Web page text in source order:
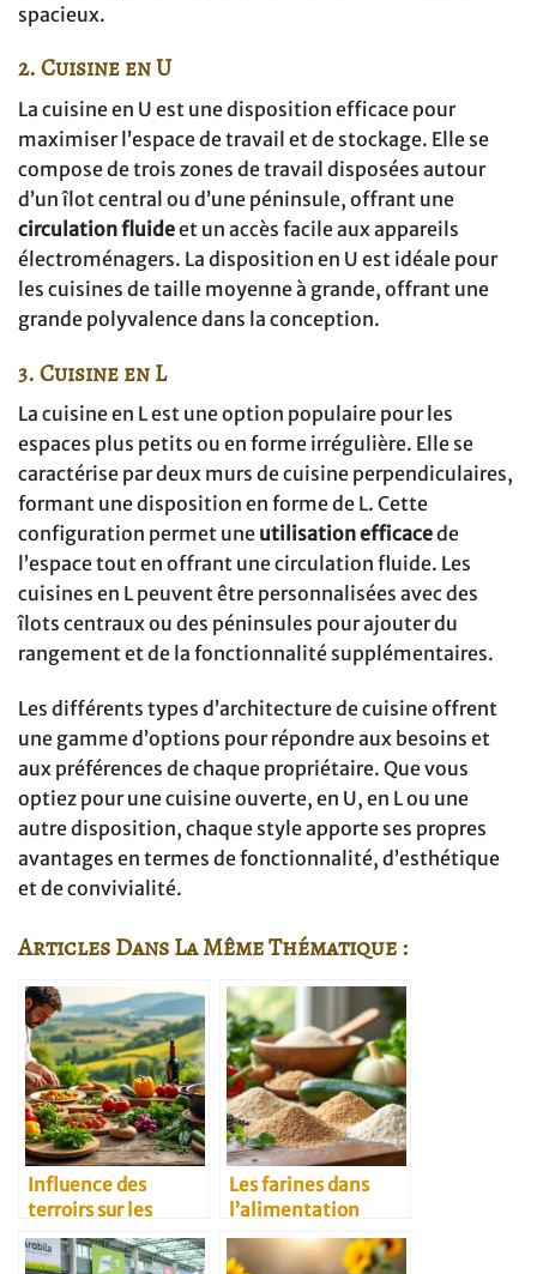
spacieux.
2. Cuisine en U
La cuisine en U est une disposition efficace pour
maximiser l’espace de travail et de stockage. Elle se
compose de trois zones de travail disposées autour
d’un îlot central ou d’une péninsule, offrant une
circulation fluideet un accès facile aux appareils
électroménagers. La disposition en U est idéale pour
les cuisines de taille moyenne à grande, offrant une
grande polyvalence dans la conception.
3. Cuisine en L
La cuisine en L est une option populaire pour les
espaces plus petits ou en forme irrégulière. Elle se
caractérise par deux murs de cuisine perpendiculaires,
formant une disposition en forme de L. Cette
configuration permet une utilisation efficacede
l’espace tout en offrant une circulation fluide. Les
cuisines en L peuvent être personnalisées avec des
îlots centraux ou des péninsules pour ajouter du
rangement et de la fonctionnalité supplémentaires.
Les différents types d’architecture de cuisine offrent
une gamme d’options pour répondre aux besoins et
aux préférences de chaque propriétaire. Que vous
optiez pour une cuisine ouverte, en U, en L ou une
autre disposition, chaque style apporte ses propres
avantages en termes de fonctionnalité, d’esthétique
et de convivialité.
Articles Dans La Même Thématique :
Influence des
terroirs sur les
recettes
traditionnelles
Les farines dans
l’alimentation
végétarienne